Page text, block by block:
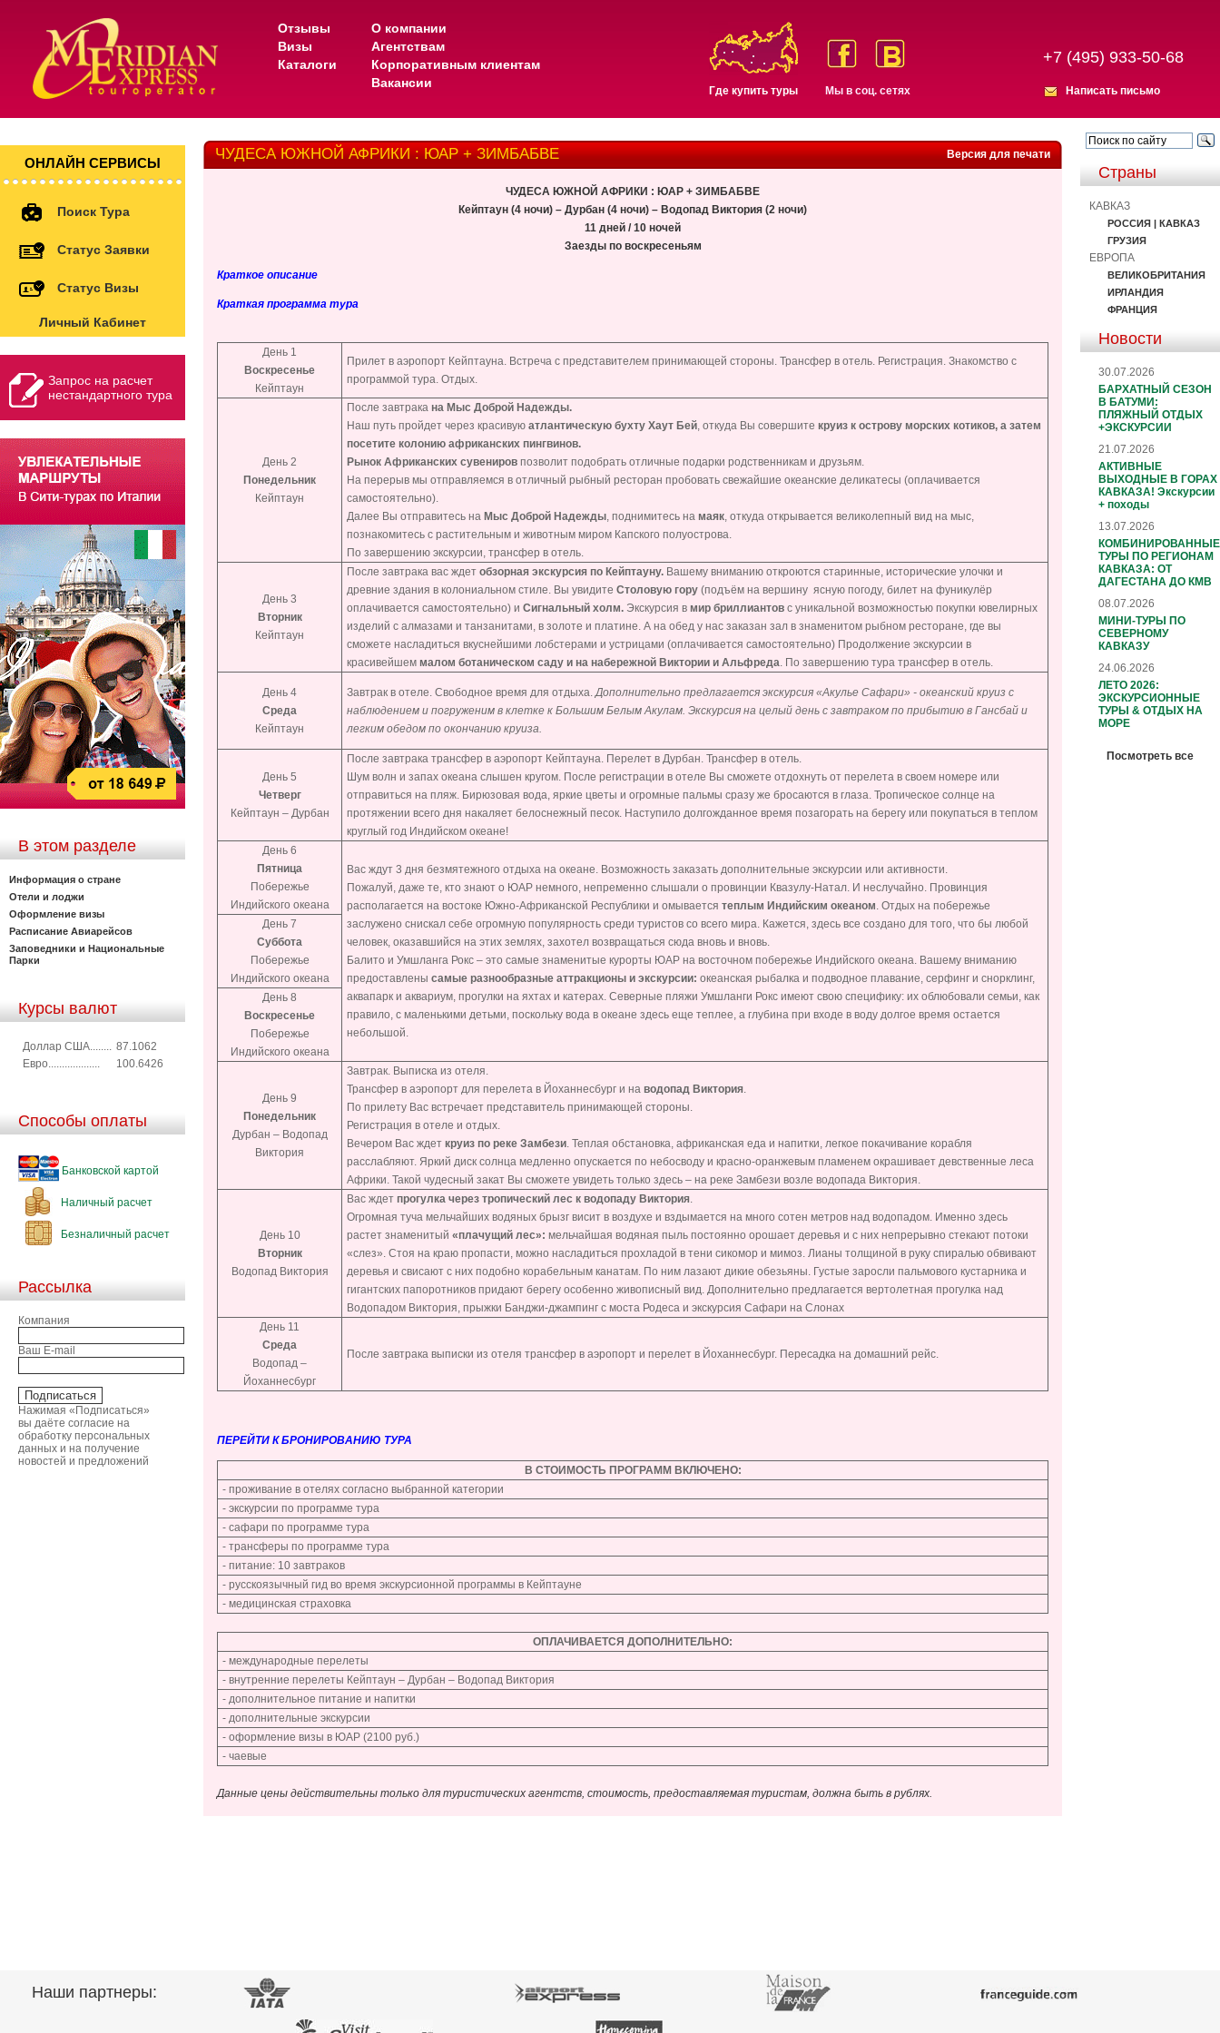
Отзывы
Визы
Каталоги
О компании
Агентствам
Корпоративным клиентам
Вакансии
Где купить туры Мы в соц. сетях
+7 (495) 933-50-68
Написать письмо
ОНЛАЙН СЕРВИСЫ
Поиск Тура
Статус Заявки
Статус Визы
Личный Кабинет
Запрос на расчет
нестандартного тура
В этом разделе
Информация о стране
Отели и лоджи
Оформление визы
Расписание Авиарейсов
Заповедники и Национальные
Парки
Курсы валют
Доллар США........ 87.1062
Евро...................
100.6426
Способы оплаты
Банковской картой
Наличный расчет
Безналичный расчет
Рассылка
Компания
Ваш E-mail
Нажимая «Подписаться»
вы даёте согласие на
обработку персональных
данных и на получение
новостей и предложений
Версия для печати
ЧУДЕСА ЮЖНОЙ АФРИКИ : ЮАР + ЗИМБАБВЕ
ЧУДЕСА ЮЖНОЙ АФРИКИ : ЮАР + ЗИМБАБВЕ
Кейптаун (4 ночи) – Дурбан (4 ночи) – Водопад Виктория (2 ночи)
11 дней / 10 ночей
Заезды по воскресеньям
Краткое описание
Краткая программа тура
День 1
Воскресенье
Кейптаун
Прилет в аэропорт Кейптауна. Встреча с представителем принимающей стороны. Трансфер в отель. Регистрация. Знакомство с
программой тура. Отдых.
День 2
Понедельник
Кейптаун
После завтрака на Мыс Доброй Надежды.
Наш путь пройдет через красивую атлантическую бухту Хаут Бей, откуда Вы совершите круиз к острову морских котиков, а затем
посетите колонию африканских пингвинов.
Рынок Африканских сувениров позволит подобрать отличные подарки родственникам и друзьям.
На перерыв мы отправляемся в отличный рыбный ресторан пробовать свежайшие океанские деликатесы (оплачивается
самостоятельно).
Далее Вы отправитесь на Мыс Доброй Надежды, поднимитесь на маяк, откуда открывается великолепный вид на мыс,
познакомитесь с растительным и животным миром Капского полуострова.
По завершению экскурсии, трансфер в отель.
День 3
Вторник
Кейптаун
После завтрака вас ждет обзорная экскурсия по Кейптауну. Вашему вниманию откроются старинные, исторические улочки и
древние здания в колониальном стиле. Вы увидите Столовую гору (подъём на вершину ясную погоду, билет на фуникулёр
оплачивается самостоятельно) и Сигнальный холм. Экскурсия в мир бриллиантов с уникальной возможностью покупки ювелирных
изделий с алмазами и танзанитами, в золоте и платине. А на обед у нас заказан зал в знаменитом рыбном ресторане, где вы
сможете насладиться вкуснейшими лобстерами и устрицами (оплачивается самостоятельно) Продолжение экскурсии в
красивейшем малом ботаническом саду и на набережной Виктории и Альфреда. По завершению тура трансфер в отель.
День 4
Среда
Кейптаун
Завтрак в отеле. Свободное время для отдыха.Дополнительно предлагается экскурсия «Акулье Сафари» - океанский круиз с
наблюдением и погруженим в клетке к Большим Белым Акулам. Экскурсия на целый день с завтраком по прибытию в Гансбай и
легким обедом по окончанию круиза.
День 5
Четверг
Кейптаун – Дурбан
После завтрака трансфер в аэропорт Кейптауна. Перелет в Дурбан. Трансфер в отель.
Шум волн и запах океана слышен кругом. После регистрации в отеле Вы сможете отдохнуть от перелета в своем номере или
отправиться на пляж. Бирюзовая вода, яркие цветы и огромные пальмы сразу же бросаются в глаза. Тропическое солнце на
протяжении всего дня накаляет белоснежный песок. Наступило долгожданное время позагорать на берегу или покупаться в теплом
круглый год Индийском океане!
День 6
Пятница
Побережье
Индийского океана
Вас ждут 3 дня безмятежного отдыха на океане. Возможность заказать дополнительные экскурсии или активности.
Пожалуй, даже те, кто знают о ЮАР немного, непременно слышали о провинции Квазулу-Натал. И неслучайно. Провинция
располагается на востоке Южно-Африканской Республики и омывается теплым Индийским океаном. Отдых на побережье
заслужено снискал себе огромную популярность среди туристов со всего мира. Кажется, здесь все создано для того, что бы любой
человек, оказавшийся на этих землях, захотел возвращаться сюда вновь и вновь.
Балито и Умшланга Рокс – это самые знаменитые курорты ЮАР на восточном побережье Индийского океана. Вашему вниманию
предоставлены самые разнообразные аттракционы и экскурсии: океанская рыбалка и подводное плавание, серфинг и снорклинг,
аквапарк и аквариум, прогулки на яхтах и катерах. Северные пляжи Умшланги Рокс имеют свою специфику: их облюбовали семьи, как
правило, с маленькими детьми, поскольку вода в океане здесь еще теплее, а глубина при входе в воду долгое время остается
небольшой.
День 7
Суббота
Побережье
Индийского океана
День 8
Воскресенье
Побережье
Индийского океана
День 9
Понедельник
Дурбан – Водопад
Виктория
Завтрак. Выписка из отеля.
Трансфер в аэропорт для перелета в Йоханнесбург и на водопад Виктория.
По прилету Вас встречает представитель принимающей стороны.
Регистрация в отеле и отдых.
Вечером Вас ждет круиз по реке Замбези. Теплая обстановка, африканская еда и напитки, легкое покачивание корабля
расслабляют. Яркий диск солнца медленно опускается по небосводу и красно-оранжевым пламенем окрашивает девственные леса
Африки. Такой чудесный закат Вы сможете увидеть только здесь – на реке Замбези возле водопада Виктория.
День 10
Вторник
Водопад Виктория
Вас ждет прогулка через тропический лес к водопаду Виктория.
Огромная туча мельчайших водяных брызг висит в воздухе и вздымается на много сотен метров над водопадом. Именно здесь
растет знаменитый «плачущий лес»: мельчайшая водяная пыль постоянно орошает деревья и с них непрерывно стекают потоки
«слез». Стоя на краю пропасти, можно насладиться прохладой в тени сикомор и мимоз. Лианы толщиной в руку спиралью обвивают
деревья и свисают с них подобно корабельным канатам. По ним лазают дикие обезьяны. Густые заросли пальмового кустарника и
гигантских папоротников придают берегу особенно живописный вид. Дополнительно предлагается вертолетная прогулка над
Водопадом Виктория, прыжки Банджи-джампинг с моста Родеса и экскурсия Сафари на Слонах
День 11
Среда
Водопад –
Йоханнесбург
После завтрака выписки из отеля трансфер в аэропорт и перелет в Йоханнесбург. Пересадка на домашний рейс.
ПЕРЕЙТИ К БРОНИРОВАНИЮ ТУРА
В СТОИМОСТЬ ПРОГРАММ ВКЛЮЧЕНО:
- проживание в отелях согласно выбранной категории
- экскурсии по программе тура
- сафари по программе тура
- трансферы по программе тура
- питание: 10 завтраков
- русскоязычный гид во время экскурсионной программы в Кейптауне
- медицинская страховка
ОПЛАЧИВАЕТСЯ ДОПОЛНИТЕЛЬНО:
- международные перелеты
- внутренние перелеты Кейптаун – Дурбан – Водопад Виктория
- дополнительное питание и напитки
- дополнительные экскурсии
- оформление визы в ЮАР (2100 руб.)
- чаевые
Данные цены действительны только для туристических агентств, стоимость, предоставляемая туристам, должна быть в рублях.
Страны
КАВКАЗ
РОССИЯ | КАВКАЗ
ГРУЗИЯ
ЕВРОПА
ВЕЛИКОБРИТАНИЯ
ИРЛАНДИЯ
ФРАНЦИЯ
Новости
30.07.2026
БАРХАТНЫЙ СЕЗОН
В БАТУМИ:
ПЛЯЖНЫЙ ОТДЫХ
+ЭКСКУРСИИ
21.07.2026
АКТИВНЫЕ
ВЫХОДНЫЕ В ГОРАХ
КАВКАЗА! Экскурсии
+ походы
13.07.2026
КОМБИНИРОВАННЫЕ
ТУРЫ ПО РЕГИОНАМ
КАВКАЗА: ОТ
ДАГЕСТАНА ДО КМВ
08.07.2026
МИНИ-ТУРЫ ПО
СЕВЕРНОМУ
КАВКАЗУ
24.06.2026
ЛЕТО 2026:
ЭКСКУРСИОННЫЕ
ТУРЫ & ОТДЫХ НА
МОРЕ
Посмотреть все
Наши партнеры: